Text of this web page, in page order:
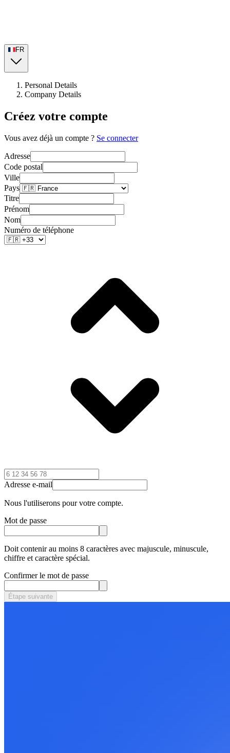
FR
Personal Details
Company Details
Créez votre compte
Vous avez déjà un compte ? Se connecter
Adresse
Code postal
Ville
Pays
Titre
Prénom
Nom
Numéro de téléphone
Adresse e-mail
Nous l'utiliserons pour votre compte.
Mot de passe
Doit contenir au moins 8 caractères avec majuscule, minuscule,
chiffre et caractère spécial.
Confirmer le mot de passe
Étape suivante